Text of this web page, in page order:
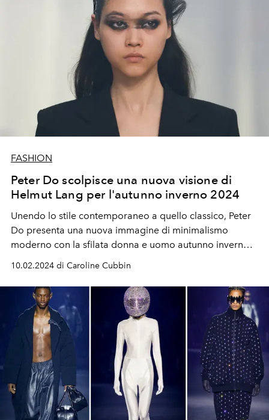
FASHION
Peter Do scolpisce una nuova visione di
Helmut Lang per l'autunno inverno 2024
Unendo lo stile contemporaneo a quello classico, Peter
Do presenta una nuova immagine di minimalismo
moderno con la sfilata donna e uomo autunno inverno
10.02.2024 di Caroline Cubbin